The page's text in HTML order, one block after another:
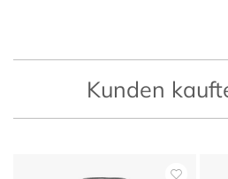
Kunden